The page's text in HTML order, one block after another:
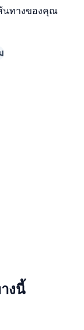
นทางของคุณ
งนี้